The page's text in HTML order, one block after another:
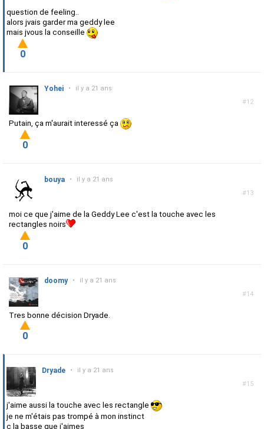
question de feeling..
alors jvais garder ma geddy lee
mais jvous la conseille
0
#12
Yohei • il y a 21 ans
Putain, ça m'aurait interessé ça
0
#13
bouya • il y a 21 ans
moi ce que j'aime de la Geddy Lee c'est la touche avec les
rectangles noirs
0
#14
doomy • il y a 21 ans
Tres bonne décision Dryade.
0
#15
Dryade • il y a 21 ans
j'aime aussi la touche avec les rectangle
je ne m'étais pas trompé à mon instinct
c la basse que j'aimes